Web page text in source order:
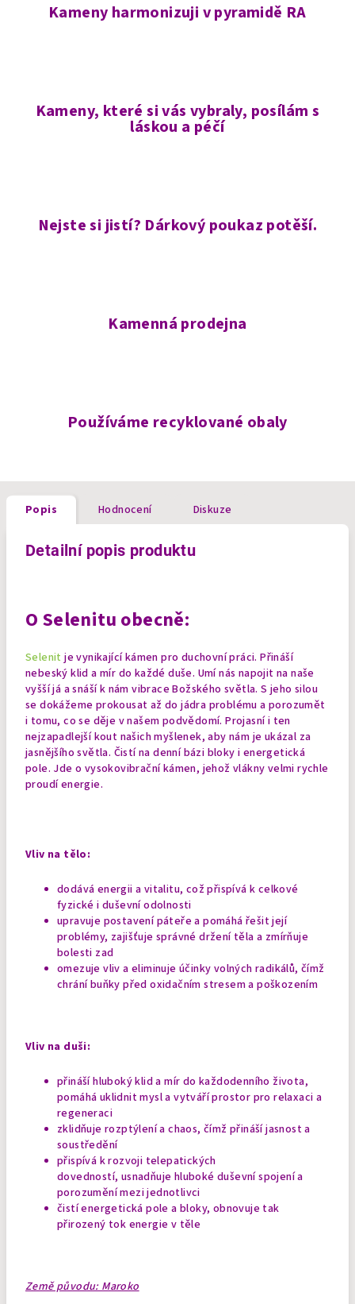
Kameny harmonizuji v pyramidě RA
Kameny, které si vás vybraly, posílám s
láskou a péčí
Nejste si jistí? Dárkový poukaz potěší.
Kamenná prodejna
Používáme recyklované obaly
Popis Hodnocení Diskuze
Detailní popis produktu
O Selenitu obecně:
Selenitje vynikající kámen pro duchovní práci. Přináší
nebeský klid a mír do každé duše. Umí nás napojit na naše
vyšší já a snáší k nám vibrace Božského světla. S jeho silou
se dokážeme prokousat až do jádra problému a porozumět
i tomu, co se děje v našem podvědomí. Projasní i ten
nejzapadlejší kout našich myšlenek, aby nám je ukázal za
jasnějšího světla. Čistí na denní bázi bloky i energetická
pole. Jde o vysokovibrační kámen, jehož vlákny velmi rychle
proudí energie.
Vliv na tělo:
dodává energii a vitalitu, což přispívá k celkové
fyzické i duševní odolnosti
upravuje postavení páteře a pomáhá řešit její
problémy, zajišťuje správné držení těla a zmírňuje
bolesti zad
omezuje vliv a eliminuje účinky volných radikálů, čímž
chrání buňky před oxidačním stresem a poškozením
Vliv na duši:
přináší hluboký klid a mír do každodenního života,
pomáhá uklidnit mysl a vytváří prostor pro relaxaci a
regeneraci
zklidňuje rozptýlení a chaos, čímž přináší jasnost a
soustředění
přispívá k rozvoji telepatických
dovedností, usnadňuje hluboké duševní spojení a
porozumění mezi jednotlivci
čistí energetická pole a bloky, obnovuje tak
přirozený tok energie v těle
Země původu: Maroko